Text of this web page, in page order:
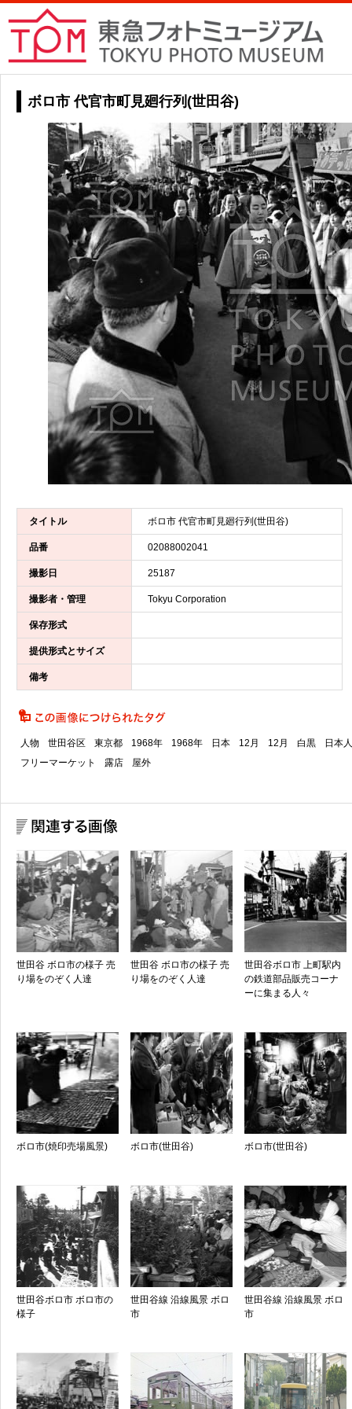
ボロ市 代官市町見廻行列(世田谷)
タイトル ボロ市 代官市町見廻行列(世田谷)
品番 02088002041
撮影日 25187
撮影者・管理 Tokyu Corporation
保存形式
提供形式とサイズ
備考
人物 世田谷区 東京都 1968年 1968年 日本 12月 12月 白黒
日本人
フリーマーケット
露店 屋外
世田谷 ボロ市の様子 売
り場をのぞく人達
世田谷 ボロ市の様子 売
り場をのぞく人達
世田谷ボロ市 上町駅内
の鉄道部品販売コーナ
ーに集まる人々
ボロ市(焼印売場風景) ボロ市(世田谷) ボロ市(世田谷)
世田谷ボロ市 ボロ市の
様子
世田谷線 沿線風景 ボロ
市
世田谷線 沿線風景 ボロ
市